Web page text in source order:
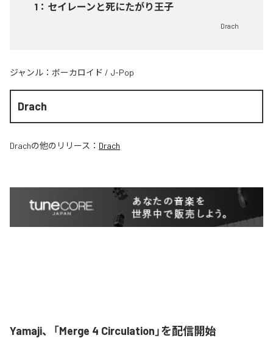
1 ： セイレーンと死にたがり王子
Drach
ジャンル： ボーカロイド / J-Pop
Drach
Drachの他のリリース： Drach
Yamaji、「Merge 4 Circulation」を配信開始